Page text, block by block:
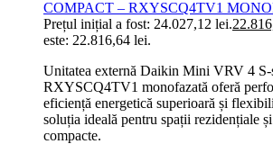
COMPACT – RXYSCQ4TV1
Prețul inițial a fost: 24.027,12 lei.
este: 22.816,64 lei.
Unitatea externă Daikin Mini VRV 4 S-
RXYSCQ4TV1 monofazată oferă
eficiență energetică superioară și
soluția ideală pentru spații rezidențiale
compacte.